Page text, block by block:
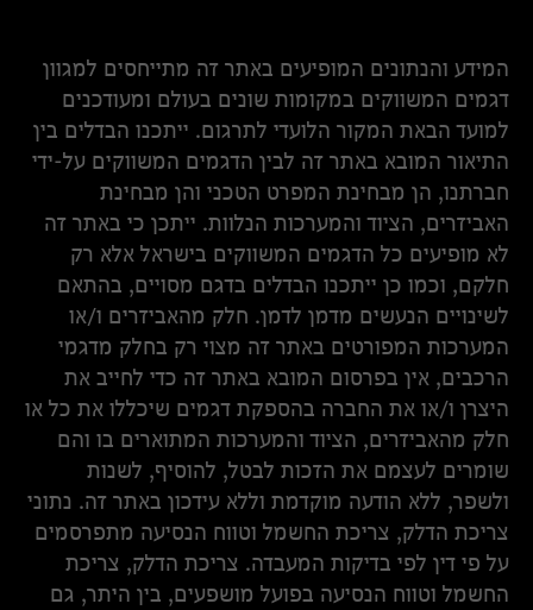
המידע והנתונים המופיעים באתר זה מתייחסים למגוון
דגמים המשווקים במקומות שונים בעולם ומעודכנים
למועד הבאת המקור הלועדי לתרגום. ייתכנו הבדלים בין
התיאור המובא באתר זה לבין הדגמים המשווקים על-ידי
חברתנו, הן מבחינת המפרט הטכני והן מבחינת
האביזרים, הציוד והמערכות הנלוות. ייתכן כי באתר זה
לא מופיעים כל הדגמים המשווקים בישראל אלא רק
חלקם, וכמו כן ייתכנו הבדלים בדגם מסויים, בהתאם
לשינויים הנעשים מדמן לדמן. חלק מהאביזרים ו/או
המערכות המפורטים באתר זה מצוי רק בחלק מדגמי
הרכבים, אין בפרסום המובא באתר זה כדי לחייב את
היצרן ו/או את החברה בהספקת דגמים שיכללו את כל או
חלק מהאביזרים, הציוד והמערכות המתוארים בו והם
שומרים לעצמם את הזכות לבטל, להוסיף, לשנות
ולשפר, ללא הודעה מוקדמת וללא עידכון באתר זה. נתוני
צריכת הדלק, צריכת החשמל וטווח הנסיעה מתפרסמים
על פי דין לפי בדיקות המעבדה. צריכת הדלק, צריכת
החשמל וטווח הנסיעה בפועל מושפעים, בין היתר, גם